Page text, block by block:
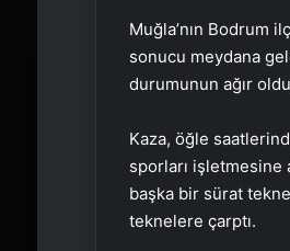
Muğla’nın Bodrum
sonucu meydana
durumunun ağır
Kaza, öğle
sporları işletmesine
başka bir sürat
teknelere çarptı.